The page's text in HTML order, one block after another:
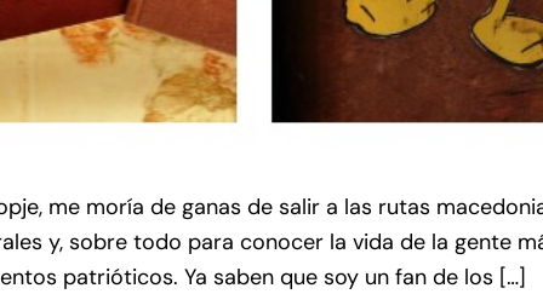
me moría de ganas de salir a las rutas
y, sobre todo para conocer la vida de la gente
patrióticos. Ya saben que soy un fan de los […]